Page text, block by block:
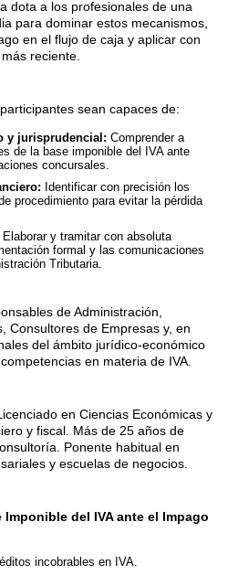
dota a los profesionales de una
para dominar estos mecanismos,
en el flujo de caja y aplicar con
reciente.
sean capaces de:
y jurisprudencial: Comprender a
de la base imponible del IVA ante
concursales.
Identificar con precisión los
procedimiento para evitar la pérdida
Elaborar y tramitar con absoluta
formal y las comunicaciones
Tributaria.
de Administración,
Consultores de Empresas y, en
del ámbito jurídico-económico
en materia de IVA.
Licenciado en Ciencias Económicas y
y fiscal. Más de 25 años de
Ponente habitual en
y escuelas de negocios.
del IVA ante el Impago
incobrables en IVA.